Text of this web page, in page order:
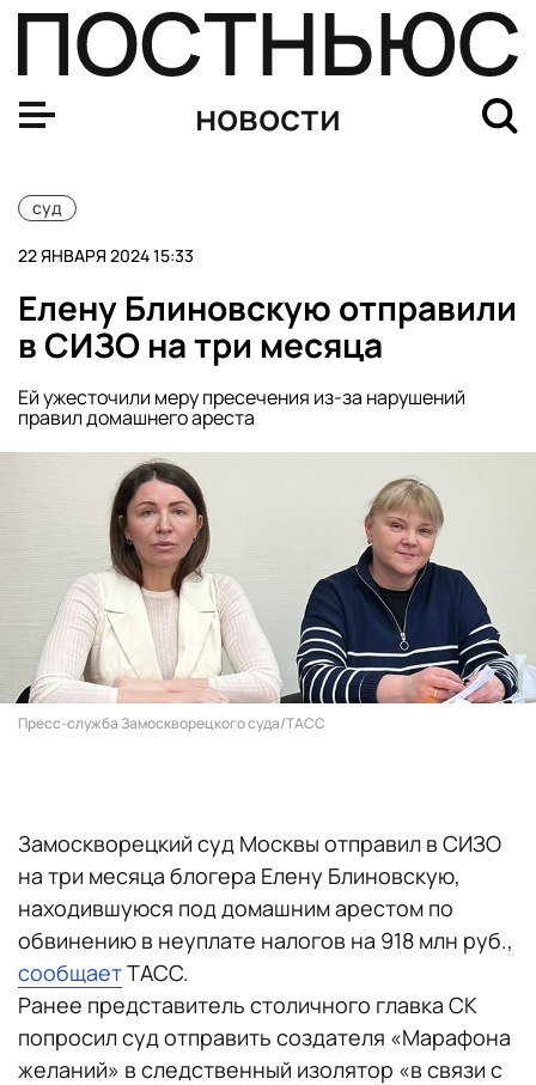
новости
суд
22 ЯНВАРЯ 2024 15:33
Елену Блиновскую отправили
в СИЗО на три месяца
Ей ужесточили меру пресечения из-за нарушений
правил домашнего ареста
Пресс-служба Замоскворецкого суда/ТАСС
Замоскворецкий суд Москвы отправил в СИЗО
на три месяца блогера Елену Блиновскую,
находившуюся под домашним арестом по
обвинению в неуплате налогов на 918 млн руб.,
сообщаетТАСС.
Ранее представитель столичного главка СК
попросил суд отправить создателя «‎Марафона
желаний» в следственный изолятор «в связи с
В Думу внесли проект закона о конфискации